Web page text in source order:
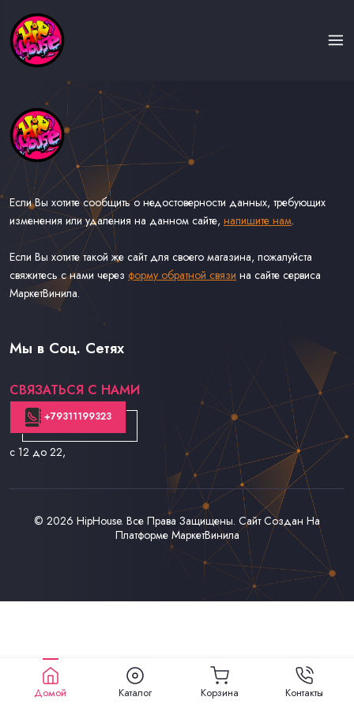
Если Вы хотите сообщить о недостоверности данных, требующих
изменения или удаления на данном сайте, напишите нам.
Если Вы хотите такой же сайт для своего магазина, пожалуйста
свяжитесь с нами через форму обратной связи на сайте сервиса
МаркетВинила.
Каталог Музыки на Виниле В Наличии
Доставка и Оплата
Мы в Соц. Сетях
СВЯЗАТЬСЯ С НАМИ
+79311199323
с 12 до 22,
© 2026 HipHouse. Все Права Защищены. Сайт Создан На
Платформе МаркетВинила
Домой Каталог Корзина Контакты